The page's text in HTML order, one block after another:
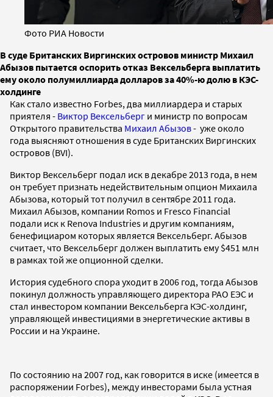
Фото РИА Новости
В суде Британских Виргинских островов министр Михаил
Абызов пытается оспорить отказ Вексельберга выплатить
ему около полумиллиарда долларов за 40%-ю долю в КЭС-
холдинге
Как стало известно Forbes, два миллиардера и старых
приятеля - Виктор Вексельберг и министр по вопросам
Открытого правительства Михаил Абызов- уже около
года выясняют отношения в суде Британских Виргинских
островов (BVI).
Виктор Вексельберг подал иск в декабре 2013 года, в нем
он требует признать недействительным опцион Михаила
Абызова, который тот получил в сентябре 2011 года.
Михаил Абызов, компании Romos и Fresco Financial
подали иск к Renova Industries и другим компаниям,
бенефициаром которых является Вексельберг. Абызов
считает, что Вексельберг должен выплатить ему $451 млн
в рамках той же опционной сделки.
История судебного спора уходит в 2006 год, тогда Абызов
покинул должность управляющего директора РАО ЕЭС и
стал инвестором компании Вексельберга КЭС-холдинг,
управляющей инвестициями в энергетические активы в
России и на Украине.
По состоянию на 2007 год, как говорится в иске (имеется в
распоряжении Forbes), между инвесторами была устная